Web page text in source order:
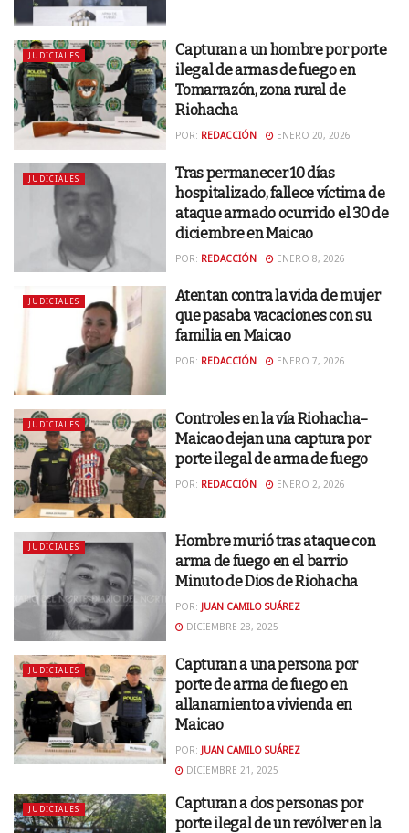
JUDICIALES
Capturan a un hombre por porte
ilegal de armas de fuego en
Tomarrazón, zona rural de
Riohacha
POR: REDACCIÓN ENERO 20, 2026
JUDICIALES
Tras permanecer 10 días
hospitalizado, fallece víctima de
ataque armado ocurrido el 30 de
diciembre en Maicao
POR: REDACCIÓN ENERO 8, 2026
JUDICIALES
Atentan contra la vida de mujer
que pasaba vacaciones con su
familia en Maicao
POR: REDACCIÓN ENERO 7, 2026
JUDICIALES
Controles en la vía Riohacha–
Maicao dejan una captura por
porte ilegal de arma de fuego
POR: REDACCIÓN ENERO 2, 2026
JUDICIALES
Hombre murió tras ataque con
arma de fuego en el barrio
Minuto de Dios de Riohacha
POR: JUAN CAMILO SUÁREZ
DICIEMBRE 28, 2025
JUDICIALES
Capturan a una persona por
porte de arma de fuego en
allanamiento a vivienda en
Maicao
POR: JUAN CAMILO SUÁREZ
DICIEMBRE 21, 2025
JUDICIALES
Capturan a dos personas por
porte ilegal de un revólver en la